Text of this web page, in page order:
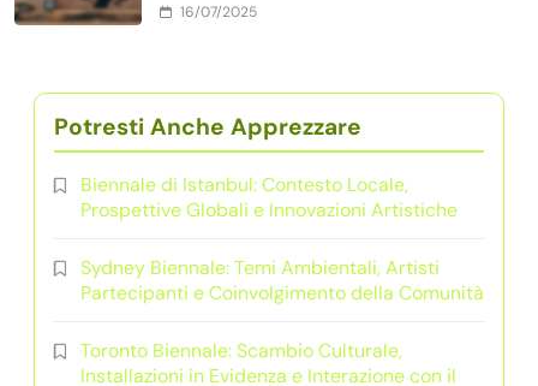
16/07/2025
Potresti Anche Apprezzare
Biennale di Istanbul: Contesto Locale,
Prospettive Globali e Innovazioni Artistiche
Sydney Biennale: Temi Ambientali, Artisti
Partecipanti e Coinvolgimento della Comunità
Toronto Biennale: Scambio Culturale,
Installazioni in Evidenza e Interazione con il